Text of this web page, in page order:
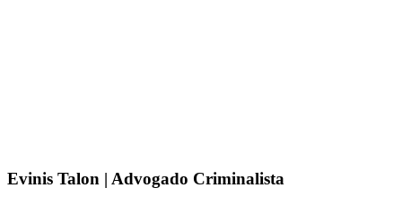
Evinis Talon | Advogado Criminalista